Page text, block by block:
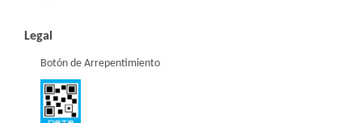
Legal
Botón de Arrepentimiento